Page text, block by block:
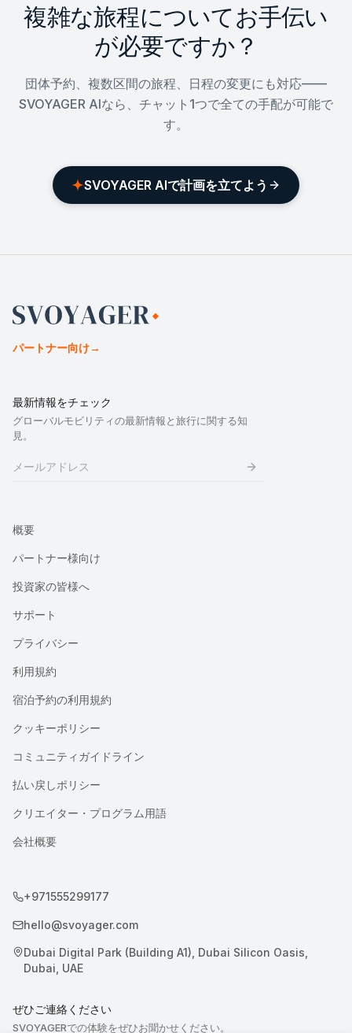
複雑な旅程についてお手伝い
が必要ですか？
団体予約、複数区間の旅程、日程の変更にも対応——
SVOYAGER AIなら、チャット1つで全ての手配が可能で
す。
SVOYAGER AIで計画を立てよう
パートナー向け→
最新情報をチェック
グローバルモビリティの最新情報と旅行に関する知
見。
概要
パートナー様向け
投資家の皆様へ
サポート
プライバシー
利用規約
宿泊予約の利用規約
クッキーポリシー
コミュニティガイドライン
払い戻しポリシー
クリエイター・プログラム用語
会社概要
+971555299177
hello@svoyager.com
Dubai Digital Park (Building A1), Dubai Silicon Oasis,
Dubai, UAE
ぜひご連絡ください
SVOYAGERでの体験をぜひお聞かせください。